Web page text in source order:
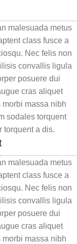
malesuada metus
class fusce a
Nec felis non
convallis ligula
posuere dui
cras aliquet
massa nibh
sodales torquent
torquent a dis.
malesuada metus
class fusce a
Nec felis non
convallis ligula
posuere dui
cras aliquet
massa nibh